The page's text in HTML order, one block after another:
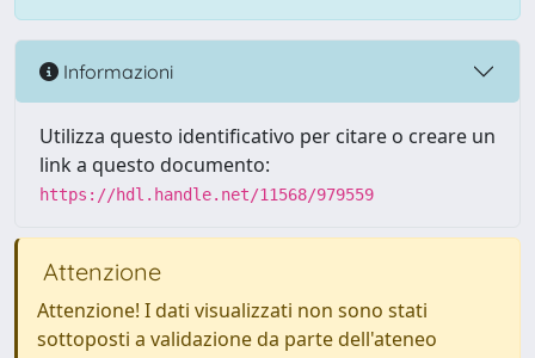
Informazioni
Utilizza questo identificativo per citare o creare un
link a questo documento:
https://hdl.handle.net/11568/979559
Attenzione
Attenzione! I dati visualizzati non sono stati
sottoposti a validazione da parte dell'ateneo